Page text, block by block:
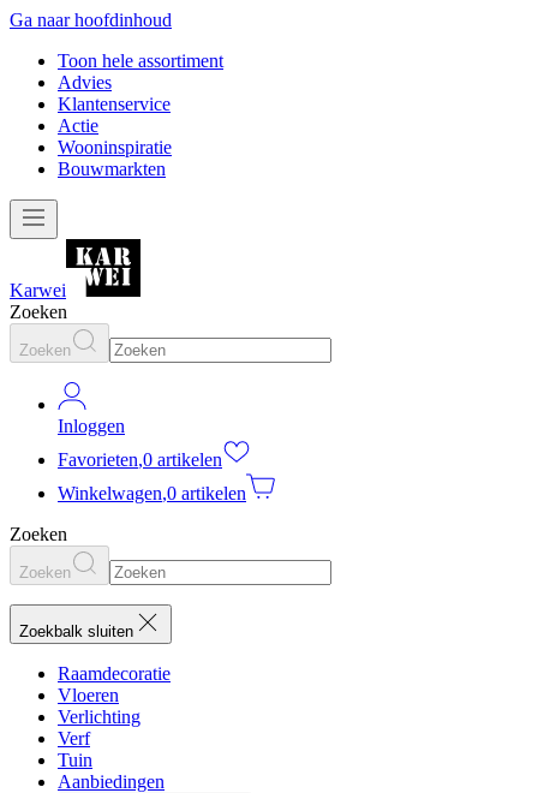
Ga naar hoofdinhoud
Toon hele assortiment
Advies
Klantenservice
Actie
Wooninspiratie
Bouwmarkten
Karwei
Zoeken
Zoeken
Inloggen
Favorieten,0 artikelen
Winkelwagen,0 artikelen
Zoeken
Zoeken
Zoekbalk sluiten
Raamdecoratie
Vloeren
Verlichting
Verf
Tuin
Aanbiedingen